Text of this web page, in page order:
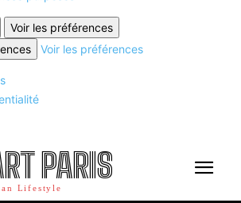
Voir les préférences
Voir les préférences
PARIS
Lifestyle